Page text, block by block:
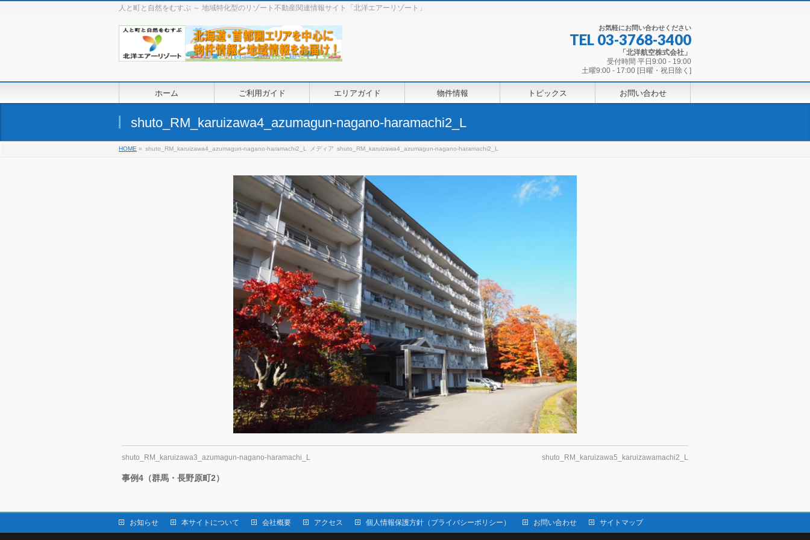
人と町と自然をむすぶ ～ 地域特化型のリゾート不動産関連情報サイト「北洋エアーリゾート」
お気軽にお問い合わせください
TEL 03-3768-3400
「北洋航空株式会社」
受付時間 平日9:00 - 19:00
土曜9:00 - 17:00 [日曜・祝日除く]
ホーム ご利用ガイド エリアガイド 物件情報 トピックス お問い合わせ
shuto_RM_karuizawa4_azumagun-nagano-haramachi2_L
HOME » shuto_RM_karuizawa4_azumagun-nagano-haramachi2_L メディア shuto_RM_karuizawa4_azumagun-nagano-haramachi2_L
shuto_RM_karuizawa3_azumagun-nagano-haramachi_L shuto_RM_karuizawa5_karuizawamachi2_L
事例4（群馬・長野原町2）
お知らせ 本サイトについて 会社概要 アクセス 個人情報保護方針（プライバシーポリシー） お問い合わせ サイトマップ